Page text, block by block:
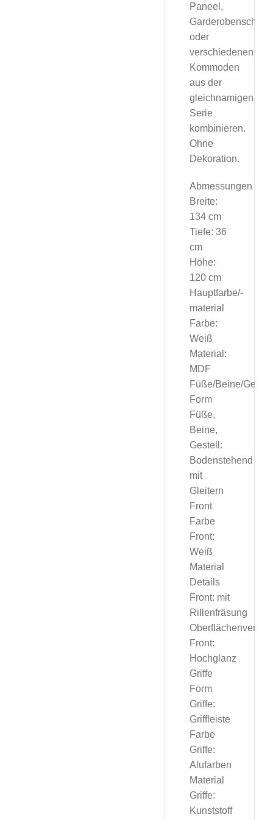
Paneel,
oder
verschiedenen
Kommoden
aus der
gleichnamigen
Serie
kombinieren.
Ohne
Dekoration.
Abmessungen
Breite:
134 cm
Tiefe: 36
cm
Höhe:
120 cm
Hauptfarbe/-
material
Farbe:
Weiß
Material:
MDF
Füße/Beine/Gestell
Form
Füße,
Beine,
Gestell:
Bodenstehend
mit
Gleitern
Front
Farbe
Front:
Weiß
Material
Details
Front: mit
Rillenfräsung
Front:
Hochglanz
Griffe
Form
Griffe:
Griffleiste
Farbe
Griffe:
Alufarben
Material
Griffe:
Kunststoff